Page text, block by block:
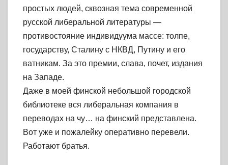
простых людей, сквозная тема современной
русской либеральной литературы —
противостояние индивидуума массе: толпе,
государству, Сталину с НКВД, Путину и его
ватникам. За это премии, слава, почет, издания
на Западе.
Даже в моей финской небольшой городской
библиотеке вся либеральная компания в
переводах на чу… на финский представлена.
Вот уже и пожалейку оперативно перевели.
Работают братья.